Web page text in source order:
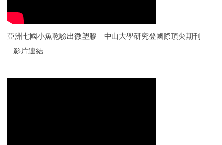
亞洲七國小魚乾驗出微塑膠 中山大學研究登國際頂尖期刊
– 影片連結 –